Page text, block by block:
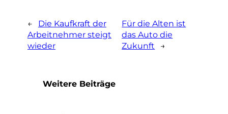
←
Die Kaufkraft der
Arbeitnehmer steigt
wieder
Für die Alten ist
das Auto die
Zukunft
→
Weitere Beiträge